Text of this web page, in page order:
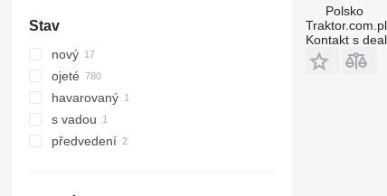
Stav
nový
ojeté
havarovaný
s vadou
předvedení
Polsko
Traktor.com.pl
Kontakt s